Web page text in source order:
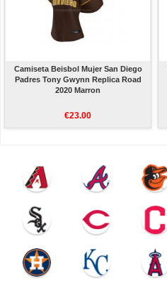
Camiseta Beisbol Mujer San Diego
Padres Tony Gwynn Replica Road
2020 Marron
€23.00